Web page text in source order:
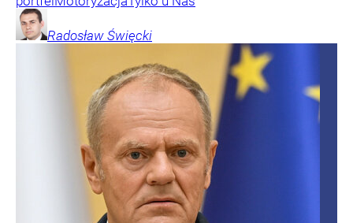
Radosław Święcki